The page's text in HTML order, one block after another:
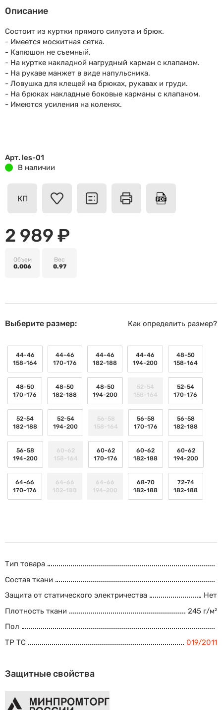
Описание
Состоит из куртки прямого силуэта и брюк.
- Имеется москитная сетка.
- Капюшон не съемный.
- На куртке накладной нагрудный карман с клапаном.
- На рукаве манжет в виде напульсника.
- Ловушка для клещей на брюках, рукавах и груди.
- На брюках накладные боковые карманы с клапаном.
- Имеются усиления на коленях.
Арт. les-01
В наличии
КП
2 989 ₽
Объем
0.006
Вес
0.97
Выберите размер: Как определить размер?
44-46
158-164
44-46
170-176
44-46
182-188
44-46
194-200
48-50
158-164
48-50
170-176
48-50
182-188
48-50
194-200
52-54
158-164
52-54
170-176
52-54
182-188
52-54
194-200
56-58
158-164
56-58
170-176
56-58
182-188
56-58
194-200
60-62
158-164
60-62
170-176
60-62
182-188
60-62
194-200
64-66
170-176
64-66
182-188
64-66
194-200
68-70
182-188
72-74
182-188
Тип товара
Состав ткани
Защита от статического электричества
Нет
Плотность ткани
245 г/м²
Пол
ТР ТС
019/2011
Защитные свойства